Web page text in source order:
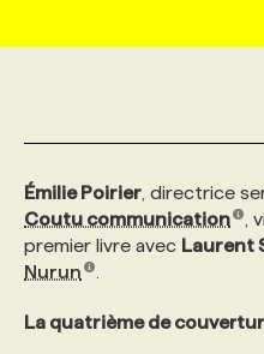
AFFAIRES DE
INITIATIVES
WEB & MÉDIAS
MARKETING
INFOLETTRE
ANNONCEZ AVEC
CONSULTER LA
PROFIL
VOIR LES OFFRES
PROFIL
FAQ
ANNONCEZ AVEC
NOS FORMATIONS
NOS PARCOURS DE
CHASSE DE TÊTE
SERVICE DE
Émilie Poirier , directrice
Coutu communication
,
premier livre avec Laurent
Nurun
La quatrième de